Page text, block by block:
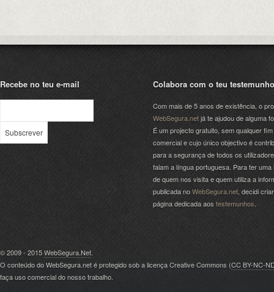
Recebe no teu e-mail Colabora com o teu testemunho
Com mais de 5 anos de existência, o
WebSegura.netjá te ajudou de alguma
É um projecto gratuito, sem qualquer fim
comercial e cujo único objectivo é
para a segurança de todos os
falam a língua portuguesa. Para ter uma
de quem nos visita e quem utiliza a
publicada noWebSegura.net , decidi
página dedicada aos testemunhos
© 2009 - 2015WebSegura.Net.
O conteúdo do WebSegura.net é protegido sob a licença Creative Commons (CC BY-NC-
faça uso comercial do nosso trabalho.